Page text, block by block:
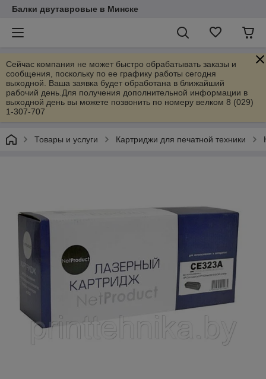
Балки двутавровые в Минске
Сейчас компания не может быстро обрабатывать заказы и
сообщения, поскольку по ее графику работы сегодня
выходной. Ваша заявка будет обработана в ближайший
рабочий день.Для получения дополнительной информации в
выходной день вы можете позвонить по номеру велком 8 (029)
1-307-707
Товары и услуги Картриджи для печатной техники